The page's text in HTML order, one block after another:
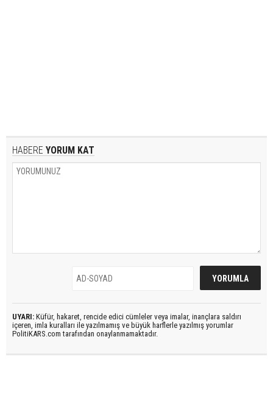
HABERE YORUM KAT
UYARI: Küfür, hakaret, rencide edici cümleler veya imalar, inançlara saldırı
içeren, imla kuralları ile yazılmamış ve büyük harflerle yazılmış yorumlar
PolitiKARS.com tarafından onaylanmamaktadır.